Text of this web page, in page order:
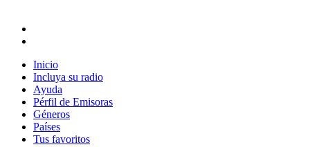
Inicio
Incluya su radio
Ayuda
Pérfil de Emisoras
Géneros
Países
Tus favoritos